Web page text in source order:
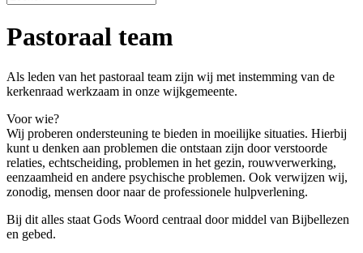
Pastoraal team
Als leden van het pastoraal team zijn wij met instemming van de
kerkenraad werkzaam in onze wijkgemeente.
Voor wie?
Wij proberen ondersteuning te bieden in moeilijke situaties. Hierbij
kunt u denken aan problemen die ontstaan zijn door verstoorde
relaties, echtscheiding, problemen in het gezin, rouwverwerking,
eenzaamheid en andere psychische problemen. Ook verwijzen wij,
zonodig, mensen door naar de professionele hulpverlening.
Bij dit alles staat Gods Woord centraal door middel van Bijbellezen
en gebed.